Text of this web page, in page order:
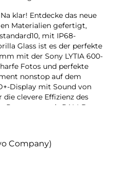
klar! Entdecke das neue
Materialien gefertigt,
mit IP68-
Glass ist es der perfekte
mit der Sony LYTIA 600-
Fotos und perfekte
nonstop auf dem
Display mit Sound von
clevere Effizienz des
mit RAM-Boost.
länger aktiv. All das
das begeistert. Für
moto g75 5G.
Company)